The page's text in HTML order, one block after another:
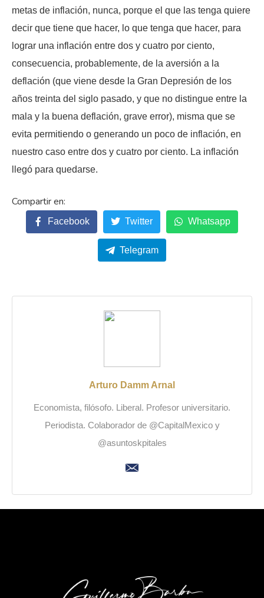
metas de inflación, nunca, porque el que las tenga quiere
decir que tiene que hacer, lo que tenga que hacer, para
lograr una inflación entre dos y cuatro por ciento,
consecuencia, probablemente, de la aversión a la
deflación (que viene desde la Gran Depresión de los
años treinta del siglo pasado, y que no distingue entre la
mala y la buena deflación, grave error), misma que se
evita permitiendo o generando un poco de inflación, en
nuestro caso entre dos y cuatro por ciento. La inflación
llegó para quedarse.
Facebook Twitter Whatsapp
Telegram
Arturo Damm Arnal
Economista, filósofo. Liberal. Profesor universitario.
Periodista. Colaborador de @CapitalMexico y
@asuntoskpitales